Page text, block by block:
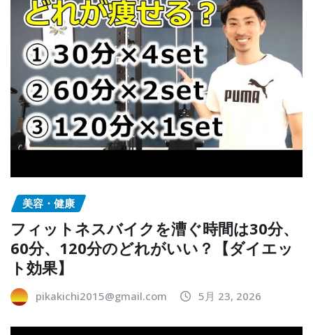
美容・健康
フィットネスバイクを漕ぐ時間は30分、
60分、120分のどれがいい？【ダイエッ
ト効果】
pikakichi2015@gmail.com 5月 23, 2026